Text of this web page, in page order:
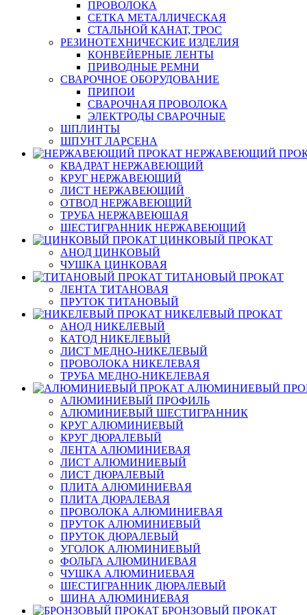
ПРОВОЛОКА
СЕТКА МЕТАЛЛИЧЕСКАЯ
СТАЛЬНОЙ КАНАТ, ТРОС
РЕЗИНОТЕХНИЧЕСКИЕ ИЗДЕЛИЯ
КОНВЕЙЕРНЫЕ ЛЕНТЫ
ПРИВОДНЫЕ РЕМНИ
СВАРОЧНОЕ ОБОРУДОВАНИЕ
ПРИПОИ
СВАРОЧНАЯ ПРОВОЛОКА
ЭЛЕКТРОДЫ СВАРОЧНЫЕ
ШПЛИНТЫ
ШПУНТ ЛАРСЕНА
НЕРЖАВЕЮЩИЙ
КВАДРАТ НЕРЖАВЕЮЩИЙ
КРУГ НЕРЖАВЕЮЩИЙ
ЛИСТ НЕРЖАВЕЮЩИЙ
ОТВОД НЕРЖАВЕЮЩИЙ
ТРУБА НЕРЖАВЕЮЩАЯ
ШЕСТИГРАННИК НЕРЖАВЕЮЩИЙ
ЦИНКОВЫЙ ПРОКАТ
АНОД ЦИНКОВЫЙ
ЧУШКА ЦИНКОВАЯ
ТИТАНОВЫЙ ПРОКАТ
ЛЕНТА ТИТАНОВАЯ
ПРУТОК ТИТАНОВЫЙ
НИКЕЛЕВЫЙ ПРОКАТ
АНОД НИКЕЛЕВЫЙ
КАТОД НИКЕЛЕВЫЙ
ЛИСТ МЕДНО-НИКЕЛЕВЫЙ
ПРОВОЛОКА НИКЕЛЕВАЯ
ТРУБА МЕДНО-НИКЕЛЕВАЯ
АЛЮМИНИЕВЫЙ
АЛЮМИНИЕВЫЙ ПРОФИЛЬ
АЛЮМИНИЕВЫЙ ШЕСТИГРАННИК
КРУГ АЛЮМИНИЕВЫЙ
КРУГ ДЮРАЛЕВЫЙ
ЛЕНТА АЛЮМИНИЕВАЯ
ЛИСТ АЛЮМИНИЕВЫЙ
ЛИСТ ДЮРАЛЕВЫЙ
ПЛИТА АЛЮМИНИЕВАЯ
ПЛИТА ДЮРАЛЕВАЯ
ПРОВОЛОКА АЛЮМИНИЕВАЯ
ПРУТОК АЛЮМИНИЕВЫЙ
ПРУТОК ДЮРАЛЕВЫЙ
УГОЛОК АЛЮМИНИЕВЫЙ
ФОЛЬГА АЛЮМИНИЕВАЯ
ЧУШКА АЛЮМИНИЕВАЯ
ШЕСТИГРАННИК ДЮРАЛЕВЫЙ
ШИНА АЛЮМИНИЕВАЯ
БРОНЗОВЫЙ ПРОКАТ